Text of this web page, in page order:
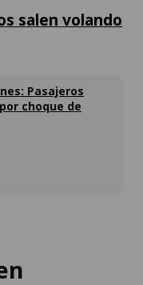
salen volando
Pasajeros
choque de